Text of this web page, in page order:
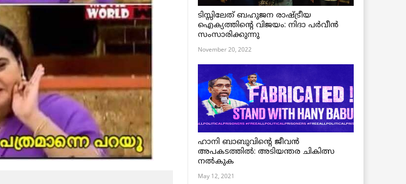
ടിസ്സിലേത് ബഹുജന രാഷ്ട്രീയ
ഐക്യത്തിന്റെ വിജയം: നിദാ പർവീൻ
സംസാരിക്കുന്നു
November 20, 2022
ഹാനി ബാബുവിന്റെ ജീവൻ
അപകടത്തിൽ: അടിയന്തര ചികിത്സ
നൽകുക
May 12, 2021